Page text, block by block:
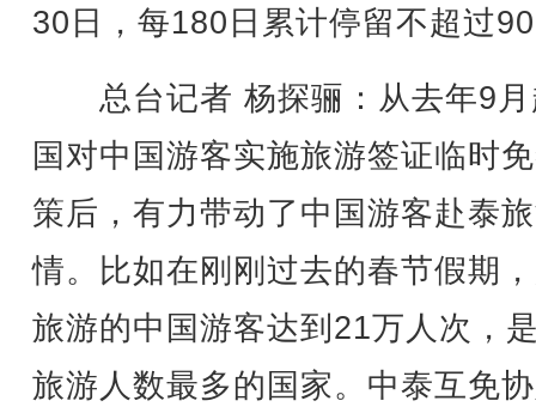
30日，每180日累计停留不超过
总台记者 杨探骊：从去年9月
国对中国游客实施旅游签证临时
策后，有力带动了中国游客赴泰
情。比如在刚刚过去的春节假期
旅游的中国游客达到21万人次，
旅游人数最多的国家。中泰互免